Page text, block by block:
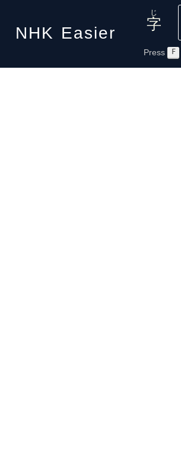
NHK Easier
Press F